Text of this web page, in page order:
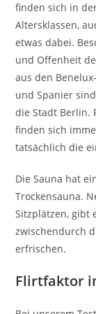
finden sich in
Altersklassen,
etwas dabei.
und Offenheit
aus den
und Spanier
die Stadt Berlin.
finden sich
tatsächlich die
Die Sauna hat
Trockensauna.
Sitzplätzen, gibt
zwischendurch
erfrischen.
Flirtfaktor